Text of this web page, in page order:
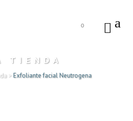
0
TIENDA
>Exfoliante facial Neutrogena